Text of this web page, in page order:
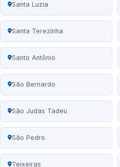
Santa Luzia
Santa Terezinha
Santo Antônio
São Bernardo
São Judas Tadeu
São Pedro
Teixeiras